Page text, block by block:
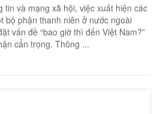
tin và mạng xã hội, việc xuất hiện các
bộ phận thanh niên ở nước ngoài
vấn đề “bao giờ thì đến Việt Nam?”
cẩn trọng. Thông ...